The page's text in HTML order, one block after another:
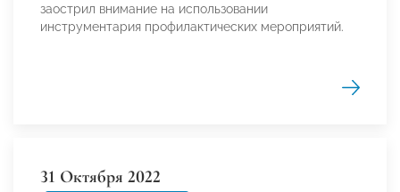
заострил внимание на использовании
инструментария профилактических мероприятий.
31 Октября 2022